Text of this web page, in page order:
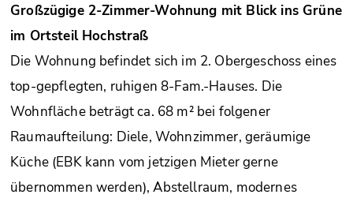
Großzügige 2-Zimmer-Wohnung mit Blick ins Grüne
im Ortsteil Hochstraß
Die Wohnung befindet sich im 2. Obergeschoss eines
top-gepflegten, ruhigen 8-Fam.-Hauses. Die
Wohnfläche beträgt ca. 68 m² bei folgener
Raumaufteilung: Diele, Wohnzimmer, geräumige
Küche (EBK kann vom jetzigen Mieter gerne
übernommen werden), Abstellraum, modernes